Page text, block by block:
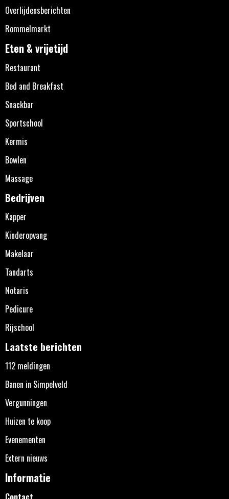
Overlijdensberichten
Rommelmarkt
Eten & vrijetijd
Restaurant
Bed and Breakfast
Snackbar
Sportschool
Kermis
Bowlen
Massage
Bedrijven
Kapper
Kinderopvang
Makelaar
Tandarts
Notaris
Pedicure
Rijschool
Laatste berichten
112 meldingen
Banen in Simpelveld
Vergunningen
Huizen te koop
Evenementen
Extern nieuws
Informatie